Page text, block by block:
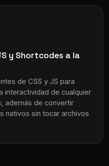
y Shortcodes a la
de CSS y JS para
interactividad de cualquier
además de convertir
nativos sin tocar archivos